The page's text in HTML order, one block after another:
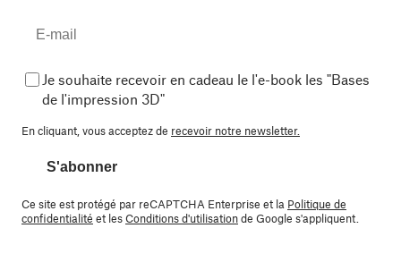
Je souhaite recevoir en cadeau le l'e-book les "Bases
de l'impression 3D"
En cliquant, vous acceptez de recevoir notre newsletter.
S'abonner
Ce site est protégé par reCAPTCHA Enterprise et la Politique de
confidentialité et lesConditions d'utilisationde Google s'appliquent.